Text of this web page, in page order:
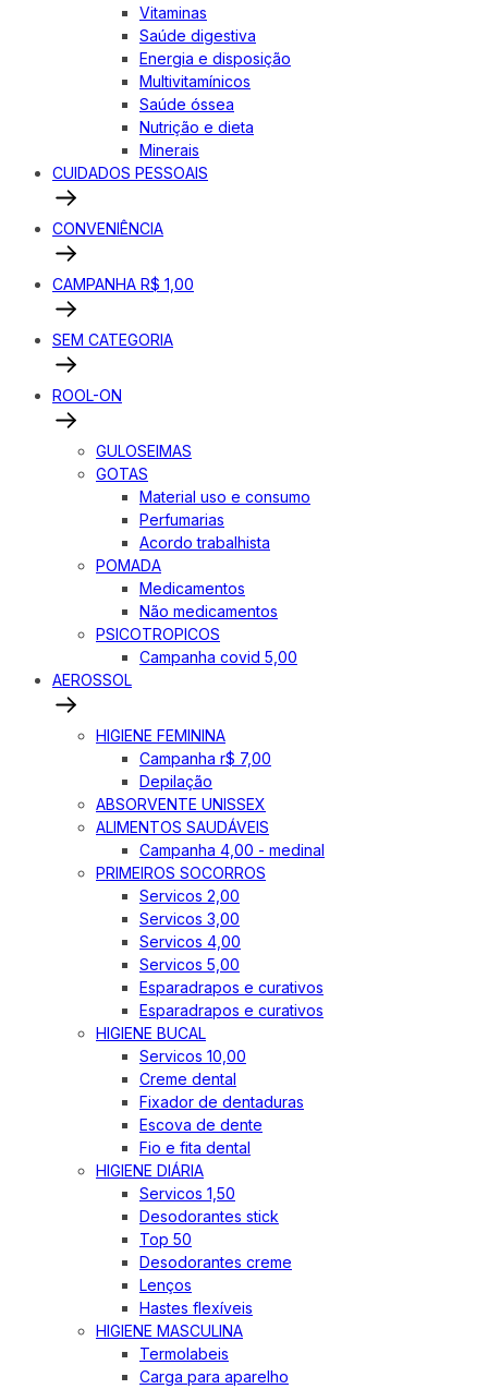
Vitaminas
Saúde digestiva
Energia e disposição
Multivitamínicos
Saúde óssea
Nutrição e dieta
Minerais
CUIDADOS PESSOAIS
CONVENIÊNCIA
CAMPANHA R$ 1,00
SEM CATEGORIA
ROOL-ON
GULOSEIMAS
GOTAS
Material uso e consumo
Perfumarias
Acordo trabalhista
POMADA
Medicamentos
Não medicamentos
PSICOTROPICOS
Campanha covid 5,00
AEROSSOL
HIGIENE FEMININA
Campanha r$ 7,00
Depilação
ABSORVENTE UNISSEX
ALIMENTOS SAUDÁVEIS
Campanha 4,00 - medinal
PRIMEIROS SOCORROS
Servicos 2,00
Servicos 3,00
Servicos 4,00
Servicos 5,00
Esparadrapos e curativos
Esparadrapos e curativos
HIGIENE BUCAL
Servicos 10,00
Creme dental
Fixador de dentaduras
Escova de dente
Fio e fita dental
HIGIENE DIÁRIA
Servicos 1,50
Desodorantes stick
Top 50
Desodorantes creme
Lenços
Hastes flexíveis
HIGIENE MASCULINA
Termolabeis
Carga para aparelho